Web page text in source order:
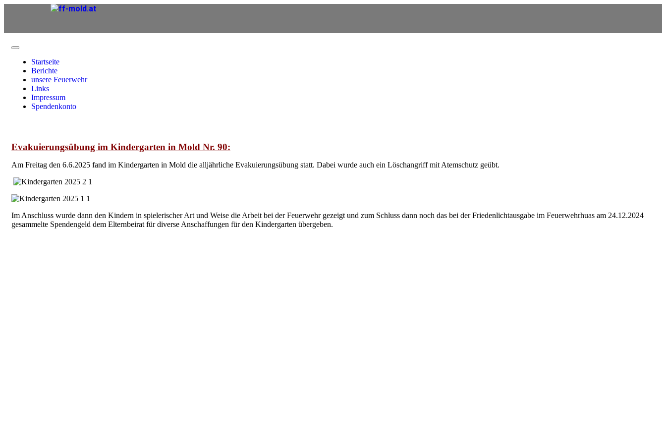
Startseite
Berichte
unsere Feuerwehr
Links
Impressum
Spendenkonto
Evakuierungsübung im Kindergarten in Mold Nr. 90:
Am Freitag den 6.6.2025 fand im Kindergarten in Mold die alljährliche Evakuierungsübung statt. Dabei wurde auch ein Löschangriff mit Atemschutz geübt.
Im Anschluss wurde dann den Kindern in spielerischer Art und Weise die Arbeit bei der Feuerwehr gezeigt und zum Schluss dann noch das bei der Friedenlichtausgabe im Feuerwehrhuas am 24.12.2024
gesammelte Spendengeld dem Elternbeirat für diverse Anschaffungen für den Kindergarten übergeben.